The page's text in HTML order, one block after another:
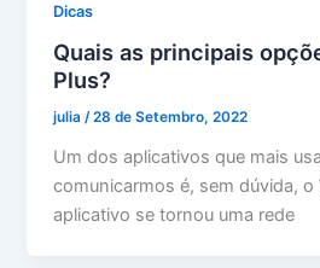
Dicas
Quais as principais
Plus?
julia/28 de Setembro, 2022
Um dos aplicativos que mais
comunicarmos é, sem dúvida,
aplicativo se tornou uma rede